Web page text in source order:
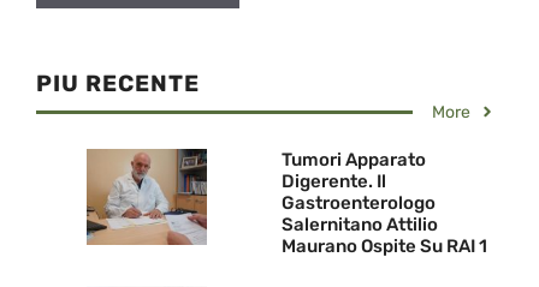
PIU RECENTE
More
Tumori Apparato
Digerente. Il
Gastroenterologo
Salernitano Attilio
Maurano Ospite Su RAI 1